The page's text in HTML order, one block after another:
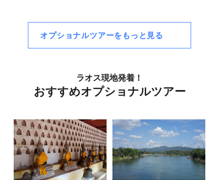
オプショナルツアーをもっと見る
ラオス現地発着！
おすすめオプショナルツアー